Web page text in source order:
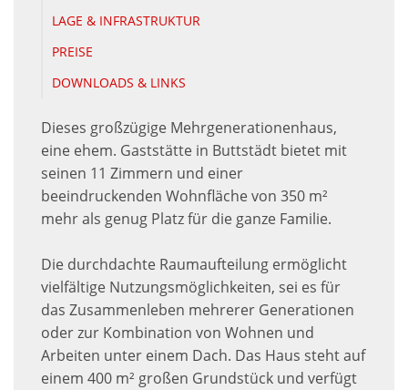
LAGE & INFRASTRUKTUR
PREISE
DOWNLOADS & LINKS
Dieses großzügige Mehrgenerationenhaus,
eine ehem. Gaststätte in Buttstädt bietet mit
seinen 11 Zimmern und einer
beeindruckenden Wohnfläche von 350 m²
mehr als genug Platz für die ganze Familie.
Die durchdachte Raumaufteilung ermöglicht
vielfältige Nutzungsmöglichkeiten, sei es für
das Zusammenleben mehrerer Generationen
oder zur Kombination von Wohnen und
Arbeiten unter einem Dach. Das Haus steht auf
einem 400 m² großen Grundstück und verfügt